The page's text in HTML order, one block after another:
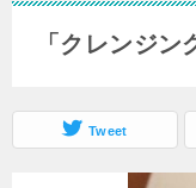
「クレンジ
Tweet